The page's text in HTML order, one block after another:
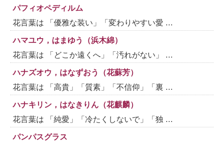
パフィオペディルム
花言葉は 「優雅な装い」「変わりやすい愛 …
ハマユウ，はまゆう（浜木綿）
花言葉は 「どこか遠くへ」「汚れがない」 …
ハナズオウ，はなずおう（花蘇芳）
花言葉は 「高貴」「質素」「不信仰」「裏 …
ハナキリン，はなきりん（花麒麟）
花言葉は 「純愛」「冷たくしないで」「独 …
パンパスグラス